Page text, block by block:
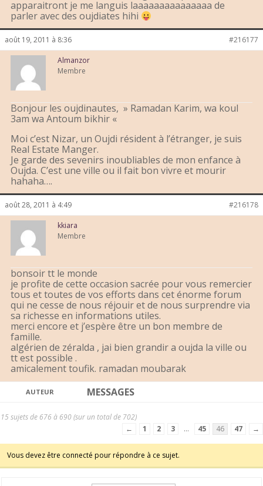
apparaitront je me languis laaaaaaaaaaaaaaa de
parler avec des oujdiates hihi
août 19, 2011 à 8:36 #216177
Almanzor
Membre
Bonjour les oujdinautes, » Ramadan Karim, wa koul
3am wa Antoum bikhir «
Moi c’est Nizar, un Oujdi résident à l’étranger, je suis
Real Estate Manger.
Je garde des sevenirs inoubliables de mon enfance à
Oujda. C’est une ville ou il fait bon vivre et mourir
hahaha….
août 28, 2011 à 4:49 #216178
kkiara
Membre
bonsoir tt le monde
je profite de cette occasion sacrée pour vous remercier
tous et toutes de vos efforts dans cet énorme forum
qui ne cesse de nous réjouir et de nous surprendre via
sa richesse en informations utiles.
merci encore et j’espère être un bon membre de
famille.
algérien de zéralda , jai bien grandir a oujda la ville ou
tt est possible .
amicalement toufik. ramadan moubarak
AUTEUR MESSAGES
15 sujets de 676 à 690 (sur un total de 702)
←
1 2 3 … 45 46 47 →
Vous devez être connecté pour répondre à ce sujet.